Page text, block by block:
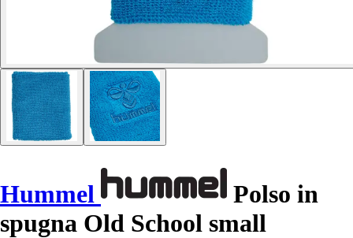
Hummel
Polso in
spugna Old School small